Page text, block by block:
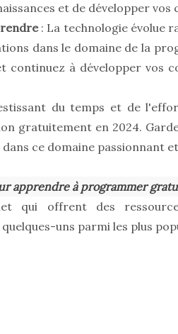
et de développer vos
: La technologie évolue
dans le domaine de la
continuez à développer vos
du temps et de
gratuitement en 2024.
ce domaine passionnant
apprendre à programmer
qui offrent des
uns parmi les plus